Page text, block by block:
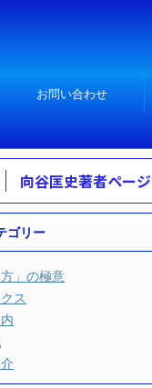
お問い合わせ
向谷匡史著者ページ
ゴリー
方」の極意
ス